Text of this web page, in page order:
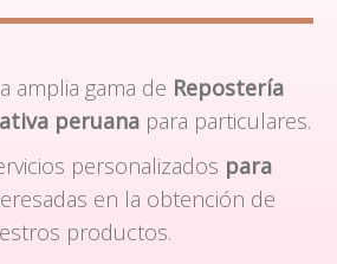
amplia gama de Repostería
peruanapara particulares.
personalizados para
en la obtención de
productos.